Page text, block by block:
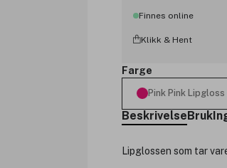
Finnes online
Klikk & Hent
Farge
Pink Pink
BeskrivelseBruk
Lipglossen som tar